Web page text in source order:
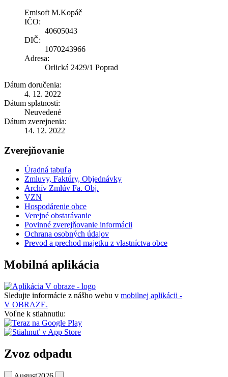
Emisoft M.Kopáč
IČO:
40605043
DIČ:
1070243966
Adresa:
Orlická 2429/1 Poprad
Dátum doručenia:
4. 12. 2022
Dátum splatnosti:
Neuvedené
Dátum zverejnenia:
14. 12. 2022
Zverejňovanie
Úradná tabuľa
Zmluvy, Faktúry, Objednávky
Archív Zmlúv Fa. Obj.
VZN
Hospodárenie obce
Verejné obstarávanie
Povinné zverejňovanie informácii
Ochrana osobných údajov
Prevod a prechod majetku z vlastníctva obce
Mobilná aplikácia
Sledujte informácie z nášho webu v mobilnej aplikácii -
V OBRAZE.
Voľne k stiahnutiu:
Zvoz odpadu